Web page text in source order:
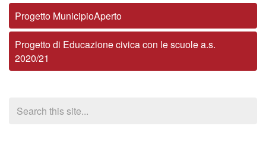
Progetto MunicipioAperto
Progetto di Educazione civica con le scuole a.s.
2020/21